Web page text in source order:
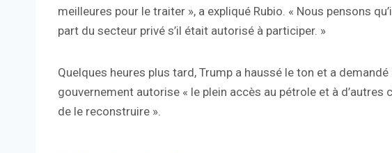
meilleures pour le traiter », a expliqué Rubio. « Nous pensons
part du secteur privé s’il était autorisé à participer. »
Quelques heures plus tard, Trump a haussé le ton et a
gouvernement autorise « le plein accès au pétrole et à
de le reconstruire ».